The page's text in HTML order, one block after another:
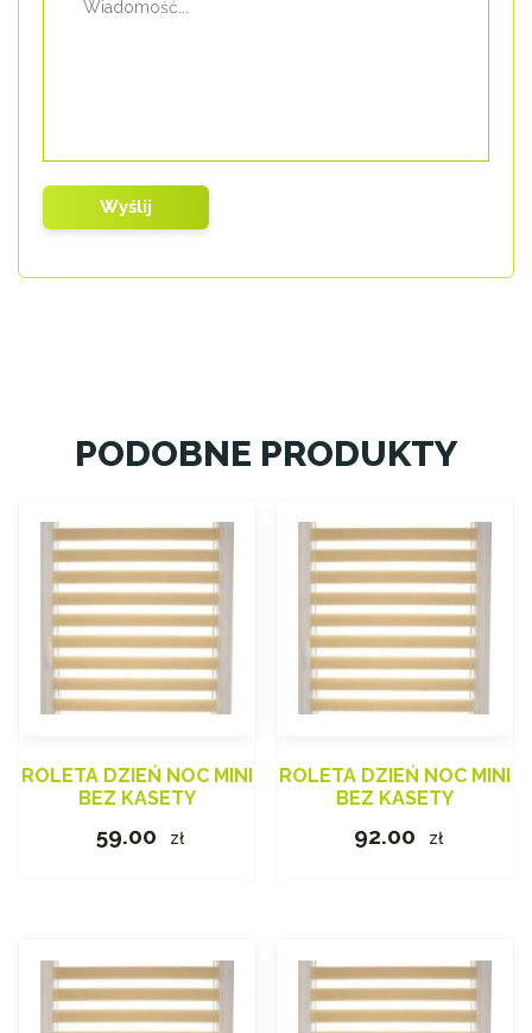
PODOBNE PRODUKTY
ROLETA DZIEŃ NOC MINI
BEZ KASETY
59.00 zł
ROLETA DZIEŃ NOC MINI
BEZ KASETY
92.00 zł